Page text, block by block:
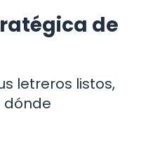
de
letreros listos,
dónde